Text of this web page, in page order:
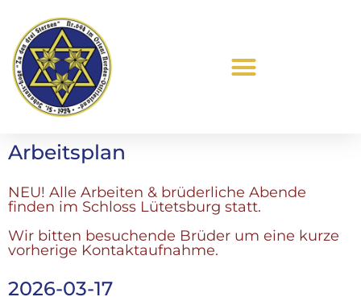
Arbeitsplan
NEU! Alle Arbeiten & brüderliche Abende
finden im Schloss Lütetsburg statt.
Wir bitten besuchende Brüder um eine kurze
vorherige Kontaktaufnahme.
2026-03-17